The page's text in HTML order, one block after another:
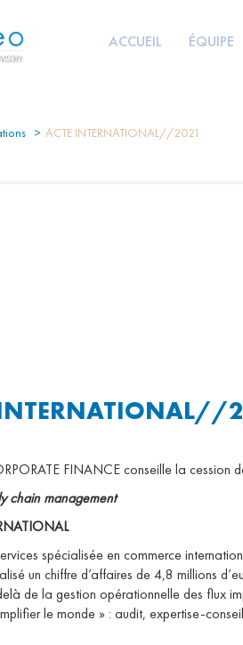
ACCUEIL ÉQUIPE
ACTE INTERNATIONAL//2021
FINANCE conseille la
chain management
spécialisée en commerce
un chiffre d’affaires de 4,8 millions
de la gestion opérationnelle des flux
le monde » : audit, expertise-